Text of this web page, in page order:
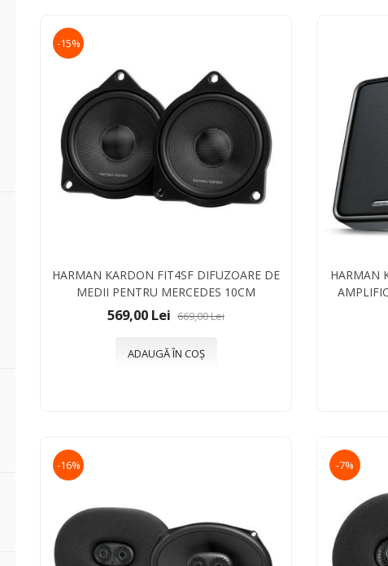
-15%
HARMAN KARDON FIT4SF DIFUZOARE DE
MEDII PENTRU MERCEDES 10CM
569,00 Lei 669,00 Lei
ADAUGĂ ÎN COȘ
HARMAN
-16% -7%